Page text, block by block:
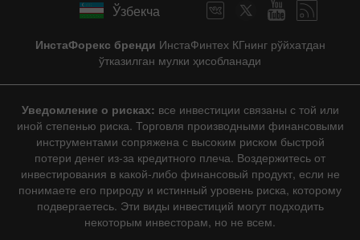
Ўзбекча
ИнстаФорекс бренди ИнстаФинтех КГнинг рўйхатдан
ўтказилган мулки ҳисобланади
Уведомление о рисках: все инвестиции связаны с той или
иной степенью риска. Торговля производными финансовыми
инструментами сопряжена с высоким риском быстрой
потери денег из-за кредитного плеча. Воздержитесь от
инвестирования в какой-либо финансовый продукт, если не
понимаете его природу и истинный уровень риска, которому
подвергаетесь. Эти виды инвестиций могут подходить
некоторым инвесторам, но не всем.